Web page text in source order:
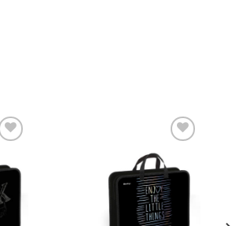
Добавить
в список
желаний